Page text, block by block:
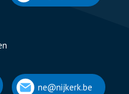
ne@nijkerk.be